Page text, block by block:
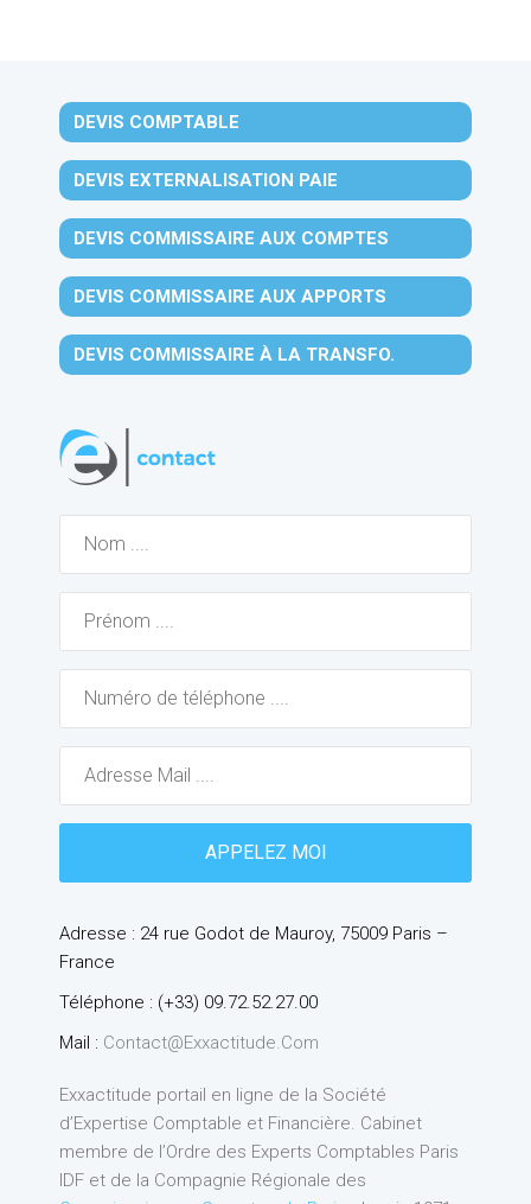
DEVIS COMPTABLE
DEVIS EXTERNALISATION PAIE
DEVIS COMMISSAIRE AUX COMPTES
DEVIS COMMISSAIRE AUX APPORTS
DEVIS COMMISSAIRE À LA TRANSFO.
Adresse : 24 rue Godot de Mauroy, 75009 Paris –
France
Téléphone : (+33) 09.72.52.27.00
Mail : Contact@exxactitude.com
Exxactitude portail en ligne de la Société
d’Expertise Comptable et Financière. Cabinet
membre de l’Ordre des Experts Comptables Paris
IDF et de la Compagnie Régionale des